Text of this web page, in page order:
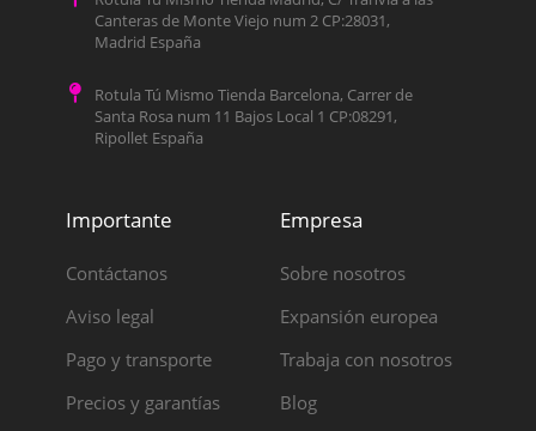
Canteras de Monte Viejo num 2 CP:28031,
Madrid España
Rotula Tú Mismo Tienda Barcelona, Carrer de
Santa Rosa num 11 Bajos Local 1 CP:08291,
Ripollet España
Importante
Contáctanos
Aviso legal
Pago y transporte
Precios y garantías
Empresa
Sobre nosotros
Expansión europea
Trabaja con nosotros
Blog